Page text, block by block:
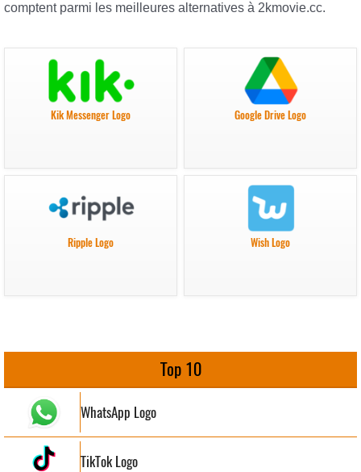
comptent parmi les meilleures alternatives à 2kmovie.cc.
Kik Messenger Logo Google Drive Logo
Ripple Logo Wish Logo
Top 10
WhatsApp Logo
TikTok Logo